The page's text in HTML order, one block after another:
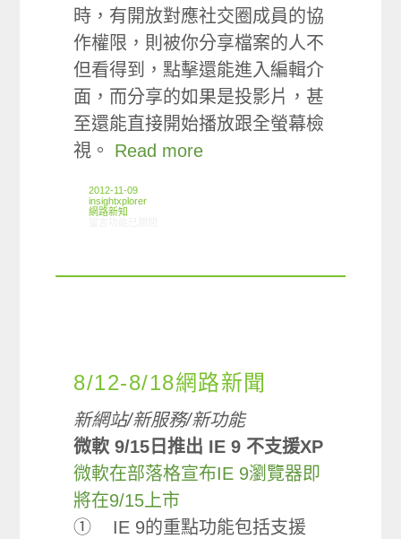
時，有開放對應社交圈成員的協
作權限，則被你分享檔案的人不
但看得到，點擊還能進入編輯介
面，而分享的如果是投影片，甚
至還能直接開始播放跟全螢幕檢
視。 Read more
2012-11-09
insightxplorer
網路新知
8/12-8/18網路新聞
新網站/新服務/新功能
微軟 9/15 日推出 IE 9 不支援XP
微軟在部落格宣布IE 9瀏覽器即
將在9/15上市
① IE 9的重點功能包括支援